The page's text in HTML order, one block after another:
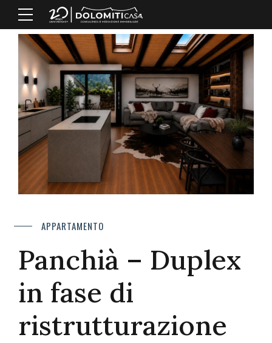
APPARTAMENTO
Panchià – Duplex
in fase di
ristrutturazione